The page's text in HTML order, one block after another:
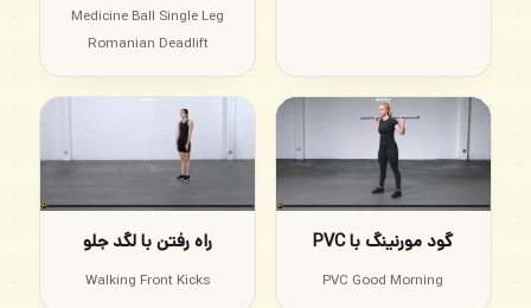
Medicine Ball Single Leg
Romanian Deadlift
گود مورنینگ با PVC
PVC Good Morning
راه رفتن با لگد جلو
Walking Front Kicks